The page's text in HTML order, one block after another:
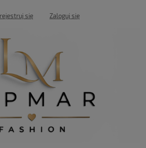
się Zaloguj się